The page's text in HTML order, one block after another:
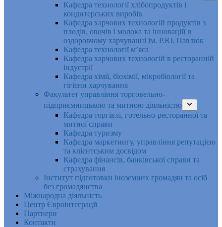
Кафедра технології хлібопродуктів і
кондитерських виробів
Кафедра харчових технологій продуктів з
плодів, овочів і молока та інновацій в
оздоровчому харчуванні ім. Р.Ю. Павлюк
Кафедра технології м’яса
Кафедра харчових технологій в ресторанній
індустрії
Кафедра хімії, біохімії, мікробіології та
гігієни харчування
Факультет управління торговельно-
підприємницькою та митною діяльністю
Кафедра торгівлі, готельно-ресторанної та
митної справи
Кафедра туризму
Кафедра маркетингу, управління репутацією
та клієнтським досвідом
Кафедра фінансів, банківської справи та
страхування
Інститут підготовки іноземних громадян та осіб
без громадянства
Міжнародна діяльність
Центр Євроінтеграції
Партнери
Контакти